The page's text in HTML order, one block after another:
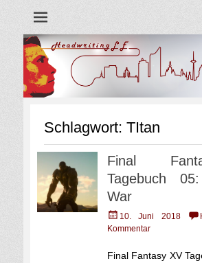
Schlagwort: TItan
Final
Tagebuch
War
Veröffentlicht
am
10. Juni 2018
Kommentar
Final Fantasy XV